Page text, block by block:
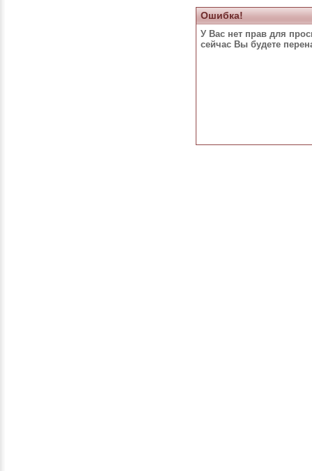
Ошибка!
У Вас нет прав для
сейчас Вы будете